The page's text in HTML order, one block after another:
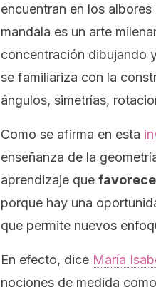
encuentran en los
mandala es un arte
concentración dibujando
se familiariza con la
ángulos, simetrías,
Como se afirma en esta
enseñanza de la
aprendizaje que
porque hay una
que permite nuevos
En efecto, dice María
nociones de medida